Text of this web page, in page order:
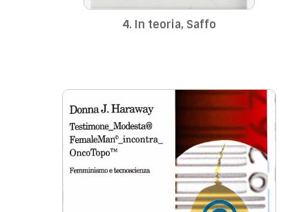
4. In teoria, Saffo